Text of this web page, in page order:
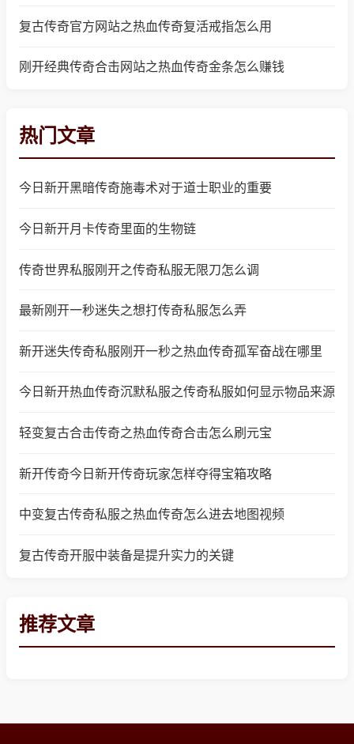
复古传奇官方网站之热血传奇复活戒指怎么用
刚开经典传奇合击网站之热血传奇金条怎么赚钱
热门文章
今日新开黑暗传奇施毒术对于道士职业的重要
今日新开月卡传奇里面的生物链
传奇世界私服刚开之传奇私服无限刀怎么调
最新刚开一秒迷失之想打传奇私服怎么弄
新开迷失传奇私服刚开一秒之热血传奇孤军奋战在哪里
今日新开热血传奇沉默私服之传奇私服如何显示物品来源
轻变复古合击传奇之热血传奇合击怎么刷元宝
新开传奇今日新开传奇玩家怎样夺得宝箱攻略
中变复古传奇私服之热血传奇怎么进去地图视频
复古传奇开服中装备是提升实力的关键
推荐文章